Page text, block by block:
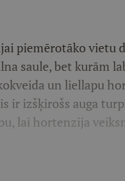
piemērotāko vietu
saule, bet kurām
un liellapu
ir izšķirošs auga
lai hortenzija